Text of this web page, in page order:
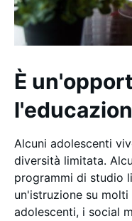
È
Alcuni adolescenti
diversità limitata.
programmi di studio
un'istruzione su
adolescenti, i social